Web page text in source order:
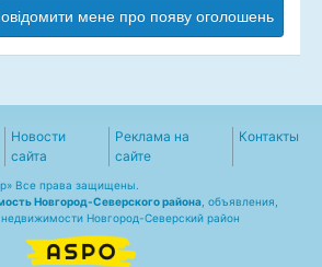
мене про появу оголошень
Новости
сайта
Реклама на
сайте
Контакты
Все права защищены.
Новгород-Северского района , объявления,
Новгород-Северский район